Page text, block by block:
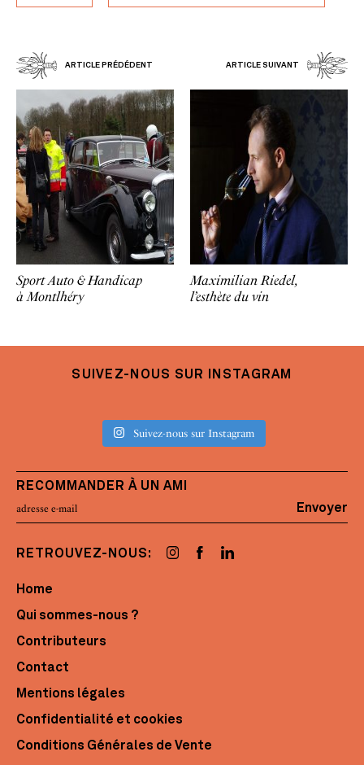
ARTICLE PRÉDÉDENT ARTICLE SUIVANT
Sport Auto & Handicap
à Montlhéry
Maximilian Riedel,
l’esthète du vin
SUIVEZ-NOUS SUR INSTAGRAM
Suivez-nous sur Instagram
RECOMMANDER À UN AMI
Envoyer
RETROUVEZ-NOUS:
Home
Qui sommes-nous ?
Contributeurs
Contact
Mentions légales
Confidentialité et cookies
Conditions Générales de Vente